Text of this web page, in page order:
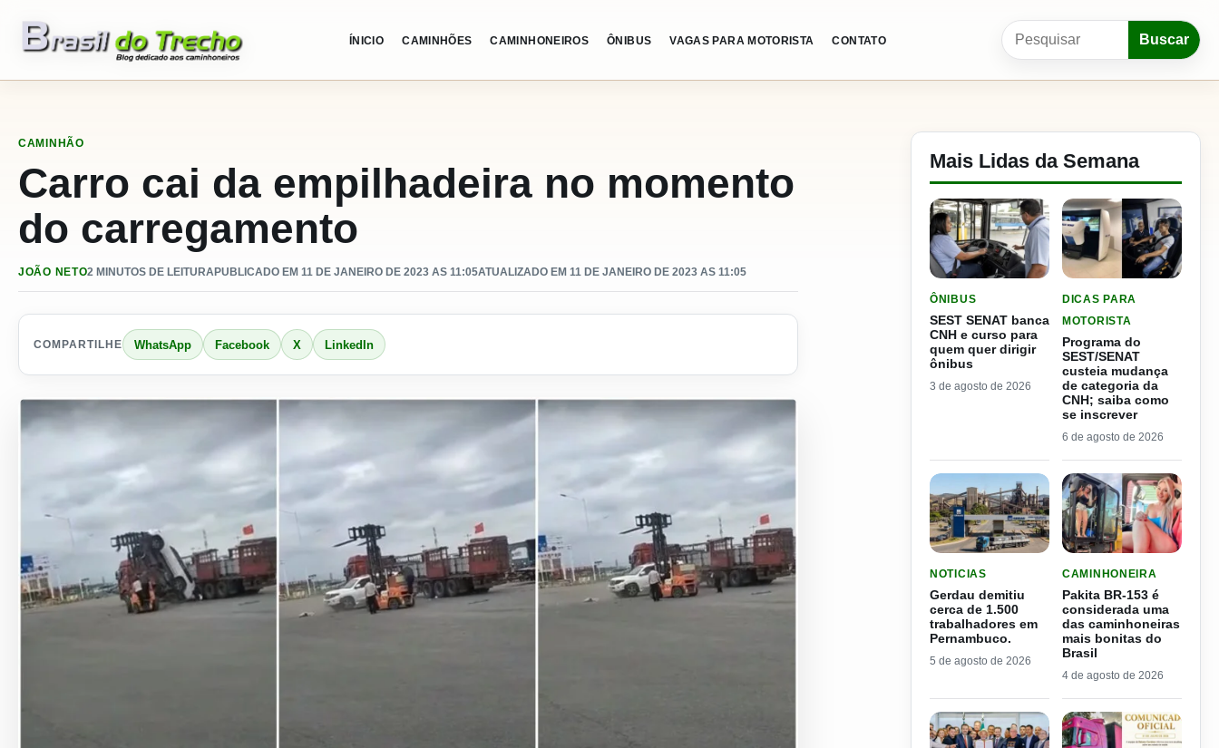
ÍNICIO CAMINHÕES CAMINHONEIROS ÔNIBUS VAGAS PARA MOTORISTA CONTATO
Pesquisar por:
Buscar
CAMINHÃO
Carro cai da empilhadeira no momento
do carregamento
JOÃO NETO2 MINUTOS DE LEITURAPUBLICADO EM 11 DE JANEIRO DE 2023 AS 11:05ATUALIZADO EM 11 DE JANEIRO DE 2023 AS 11:05
COMPARTILHE WhatsApp Facebook X LinkedIn
Mais Lidas da Semana
ÔNIBUS
SEST SENAT banca
CNH e curso para
quem quer dirigir
ônibus
3 de agosto de 2026
DICAS PARA
MOTORISTA
Programa do
SEST/SENAT
custeia mudança
de categoria da
CNH; saiba como
se inscrever
6 de agosto de 2026
NOTICIAS
Gerdau demitiu
cerca de 1.500
trabalhadores em
Pernambuco.
5 de agosto de 2026
CAMINHONEIRA
Pakita BR-153 é
considerada uma
das caminhoneiras
mais bonitas do
Brasil
4 de agosto de 2026